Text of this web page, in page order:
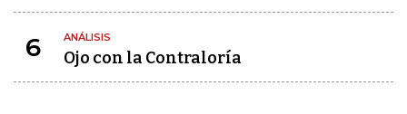
6 ANÁLISIS
Ojo con la Contraloría